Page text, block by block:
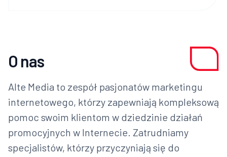
O nas
Alte Media to zespół pasjonatów marketingu
internetowego, którzy zapewniają kompleksową
pomoc swoim klientom w dziedzinie działań
promocyjnych w Internecie. Zatrudniamy
specjalistów, którzy przyczyniają się do